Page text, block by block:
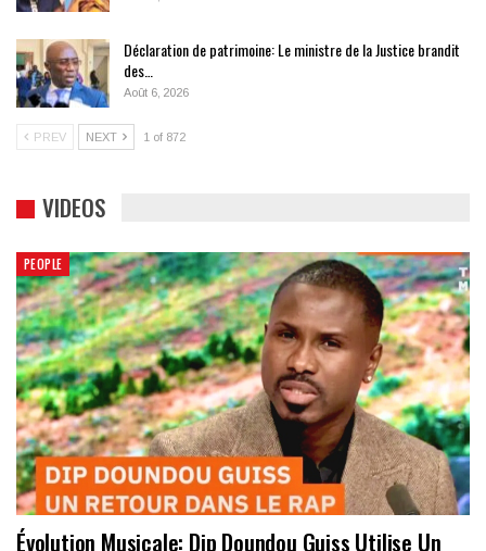
Déclaration de patrimoine: Le ministre de la Justice brandit
des…
Août 6, 2026
PREV NEXT 1 of 872
VIDEOS
PEOPLE
Évolution Musicale: Dip Doundou Guiss Utilise Un